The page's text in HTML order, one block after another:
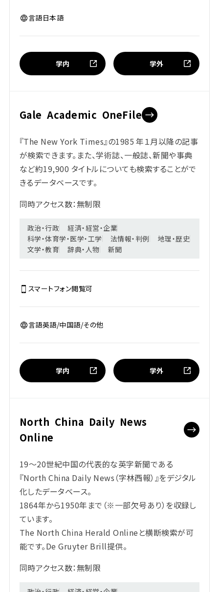
言語日本語
学内 学外
Gale Academic OneFile
『The New York Times』の1985 年１月以降の記事
が検索できます。また、学術誌、一般誌、新聞や事典
など約19,900 タイトルについても検索することがで
きるデータベースです。
同時アクセス数：無制限
政治・行政
経済・経営・企業
科学・体育学・医学・工学
法情報・判例
地理・歴史
文学・教育
辞典・人物 新聞
スマートフォン閲覧可
言語英語/中国語/その他
学内 学外
North China Daily News
Online
19～20世紀中国の代表的な英字新聞である
『North China Daily News（字林西報）』をデジタル
化したデータベース。
1864年から1950年まで（※一部欠号あり）を収録し
ています。
The North China Herald Onlineと横断検索が可
能です。De Gruyter Brill提供。
同時アクセス数：無制限